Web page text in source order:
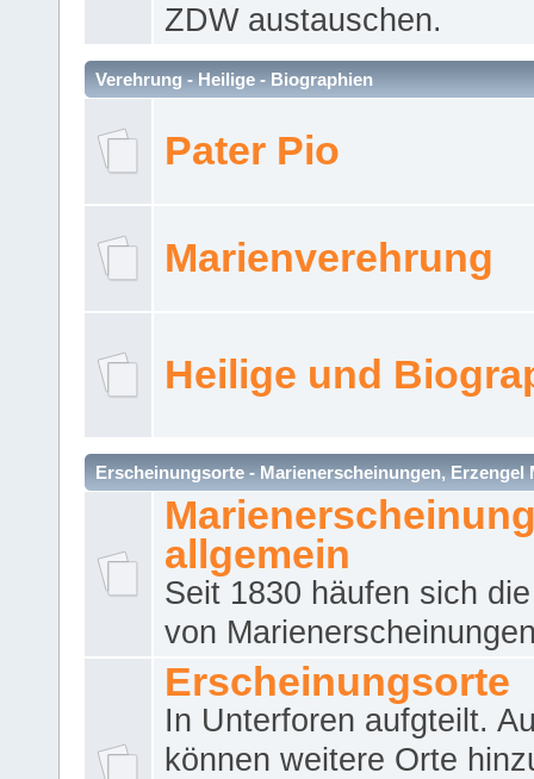
ZDW austauschen.
Verehrung - Heilige - Biographien
Pater Pio
Marienverehrung
Heilige und
Erscheinungsorte - Marienerscheinungen, Erzengel
allgemein
Seit 1830 häufen sich
von
Erscheinungsorte
In Unterforen aufgteilt.
können weitere Orte